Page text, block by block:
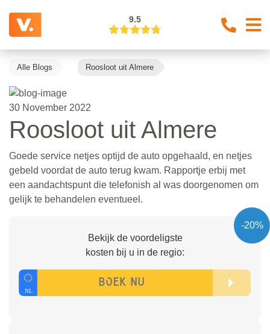
9.5
Alle Blogs Roosloot uit Almere
30 November 2022
Roosloot uit Almere
Goede service netjes optijd de auto opgehaald, en netjes
gebeld voordat de auto terug kwam. Rapportje erbij met
een aandachtspunt die telefonish al was doorgenomen om
gelijk te behandelen eventueel.
-20%
Bekijk de voordeligste
kosten bij u in de regio: